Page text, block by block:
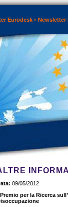
Eurodesk Newsletter
09/05/2012
Premio per la Ricerca